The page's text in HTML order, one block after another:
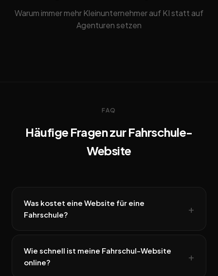
Warum immer mehr Kleinunternehmer auf KI statt auf
Agenturen setzen
FAQ
Häufige Fragen zur Fahrschule-
Website
Was kostet eine Website für eine
Fahrschule?
Wie schnell ist meine Fahrschul-Website
online?